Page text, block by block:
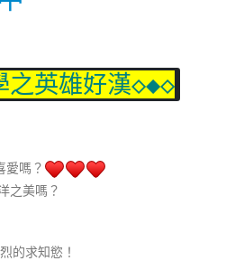
之英雄好漢◇◆◇
愛嗎？
之美嗎？
的求知慾！